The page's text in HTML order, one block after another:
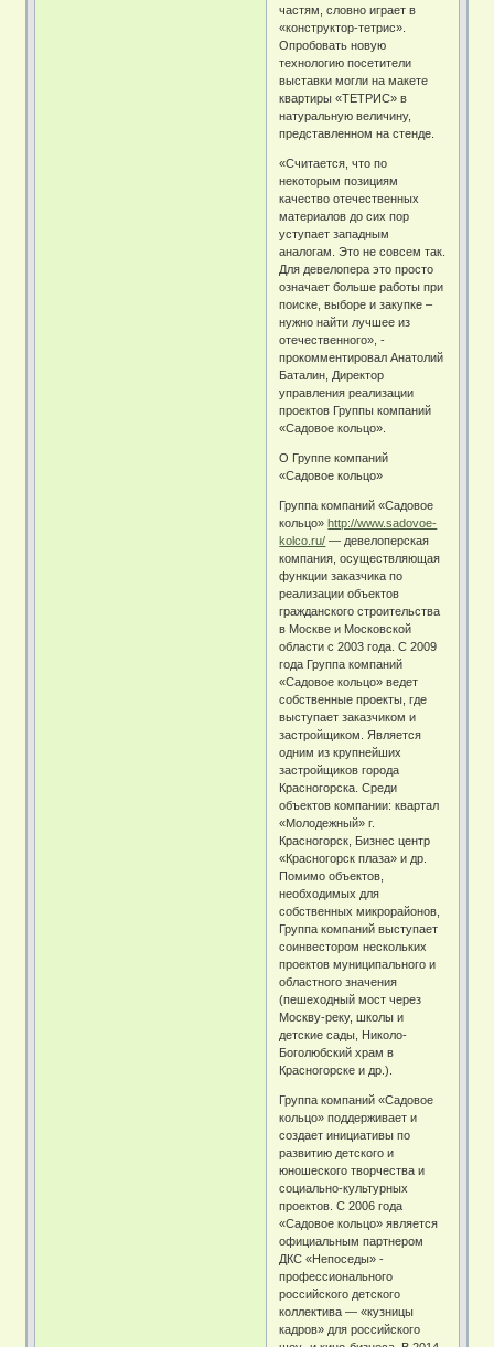
частям, словно играет в
«конструктор-тетрис».
Опробовать новую
технологию посетители
выставки могли на макете
квартиры «ТЕТРИС» в
натуральную величину,
представленном на стенде.
«Считается, что по
некоторым позициям
качество отечественных
материалов до сих пор
уступает западным
аналогам. Это не совсем так.
Для девелопера это просто
означает больше работы при
поиске, выборе и закупке –
нужно найти лучшее из
отечественного», -
прокомментировал Анатолий
Баталин, Директор
управления реализации
проектов Группы компаний
«Садовое кольцо».
О Группе компаний
«Садовое кольцо»
Группа компаний «Садовое
кольцо»http://www.sadovoe-
kolco.ru/ — девелоперская
компания, осуществляющая
функции заказчика по
реализации объектов
гражданского строительства
в Москве и Московской
области с 2003 года. С 2009
года Группа компаний
«Садовое кольцо» ведет
собственные проекты, где
выступает заказчиком и
застройщиком. Является
одним из крупнейших
застройщиков города
Красногорска. Среди
объектов компании: квартал
«Молодежный» г.
Красногорск, Бизнес центр
«Красногорск плаза» и др.
Помимо объектов,
необходимых для
собственных микрорайонов,
Группа компаний выступает
cоинвестором нескольких
проектов муниципального и
областного значения
(пешеходный мост через
Москву-реку, школы и
детские сады, Николо-
Боголюбский храм в
Красногорске и др.).
Группа компаний «Садовое
кольцо» поддерживает и
создает инициативы по
развитию детского и
юношеского творчества и
социально-культурных
проектов. С 2006 года
«Садовое кольцо» является
официальным партнером
ДКС «Непоседы» -
профессионального
российского детского
коллектива — «кузницы
кадров» для российского